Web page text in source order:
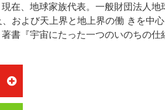
在、地球家族代表。一般財団法人地
および天上界と地上界の働 きを中心
書『宇宙にたった一つのいのちの仕